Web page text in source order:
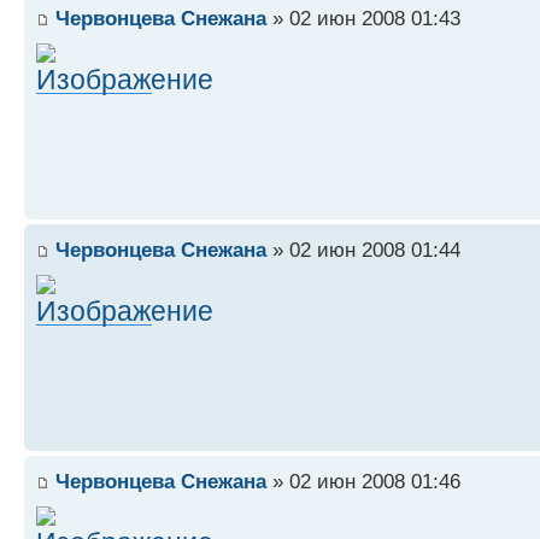
Червонцева Снежана» 02 июн 2008 01:43
Червонцева Снежана» 02 июн 2008 01:44
Червонцева Снежана» 02 июн 2008 01:46